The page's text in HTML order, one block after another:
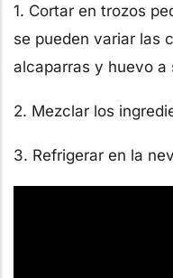
1. Cortar en trozos
se pueden variar las
alcaparras y huevo a
2. Mezclar los
3. Refrigerar en la